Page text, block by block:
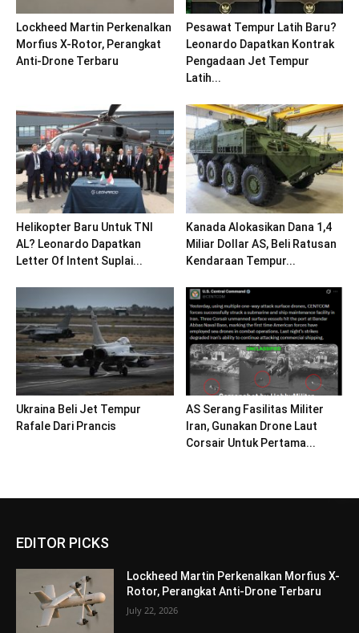
Lockheed Martin Perkenalkan
Morfius X-Rotor, Perangkat
Anti-Drone Terbaru
Pesawat Tempur Latih Baru?
Leonardo Dapatkan Kontrak
Pengadaan Jet Tempur
Latih...
Helikopter Baru Untuk TNI
AL? Leonardo Dapatkan
Letter Of Intent Suplai...
Kanada Alokasikan Dana 1,4
Miliar Dollar AS, Beli Ratusan
Kendaraan Tempur...
Ukraina Beli Jet Tempur
Rafale Dari Prancis
AS Serang Fasilitas Militer
Iran, Gunakan Drone Laut
Corsair Untuk Pertama...
EDITOR PICKS
Lockheed Martin Perkenalkan Morfius X-
Rotor, Perangkat Anti-Drone Terbaru
July 22, 2026